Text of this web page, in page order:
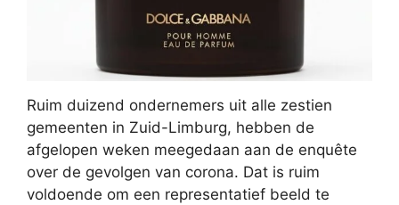
Ruim duizend ondernemers uit alle zestien
gemeenten in Zuid-Limburg, hebben de
afgelopen weken meegedaan aan de enquête
over de gevolgen van corona. Dat is ruim
voldoende om een representatief beeld te